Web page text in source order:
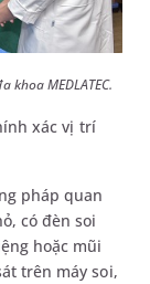
MEDLATEC.
xác vị trí
pháp quan
có đèn soi
hoặc mũi
trên máy soi,